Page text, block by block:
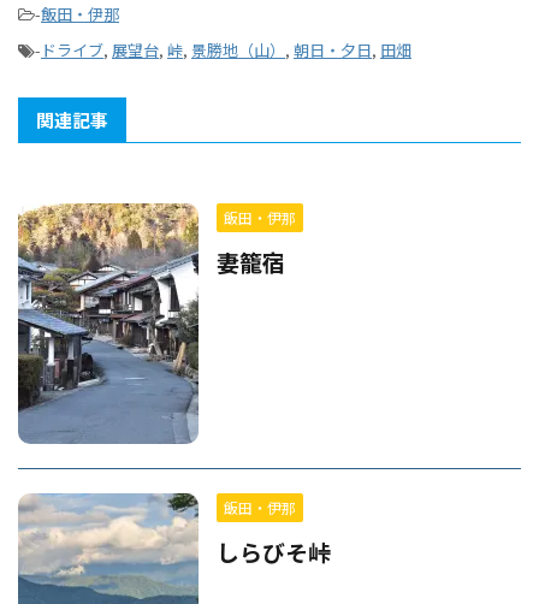
-飯田・伊那
- ドライブ, 展望台, 峠, 景勝地（山） , 朝日・夕日, 田畑
関連記事
飯田・伊那
妻籠宿
飯田・伊那
しらびそ峠